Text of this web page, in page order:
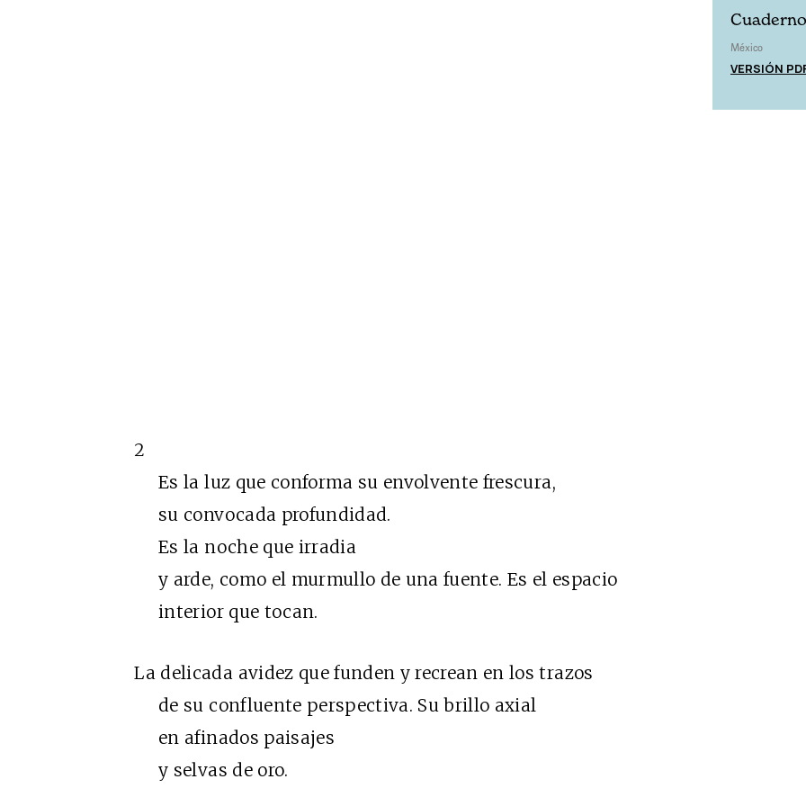
2
Es la luz que conforma su envolvente frescura,
su convocada profundidad.
Es la noche que irradia
y arde, como el murmullo de una fuente. Es el espacio
interior que tocan.
La delicada avidez que funden y recrean en los trazos
de su confluente perspectiva. Su brillo axial
en afinados paisajes
y selvas de oro.
México
VERSIÓN